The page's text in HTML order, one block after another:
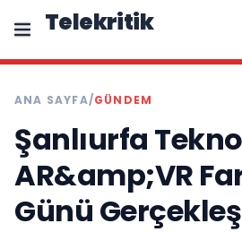
Telekritik
ANA SAYFA/GÜNDEM
Şanlıurfa
AR&amp;VR
Günü